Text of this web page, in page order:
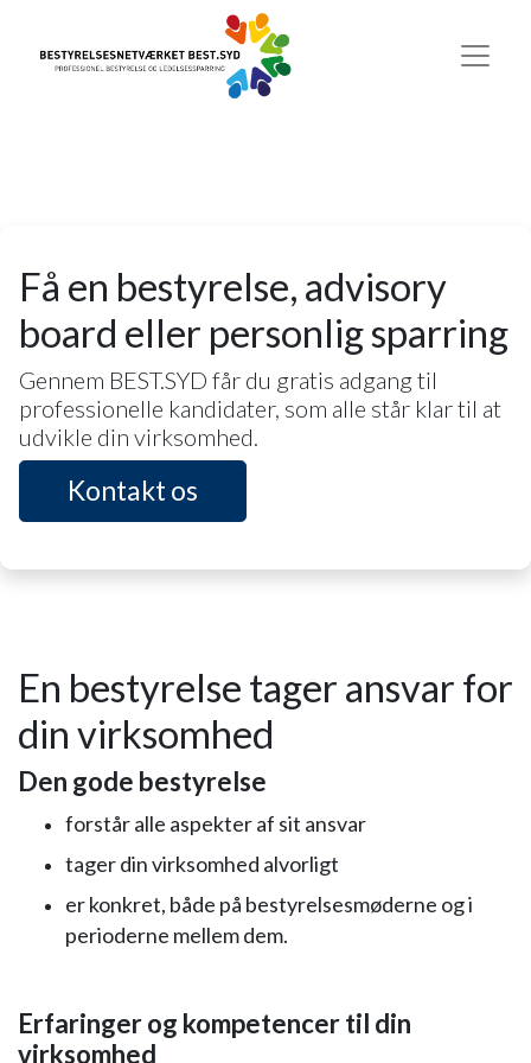
Få en bestyrelse, advisory
board eller personlig sparring
Gennem BEST.SYD får du gratis adgang til
professionelle kandidater, som alle står klar til at
udvikle din virksomhed.
Kontakt os
En bestyrelse tager ansvar for
din virksomhed
Den gode bestyrelse
forstår alle aspekter af sit ansvar
tager din virksomhed alvorligt
er konkret, både på bestyrelsesmøderne og i
perioderne mellem dem.
Erfaringer og kompetencer til din
virksomhed